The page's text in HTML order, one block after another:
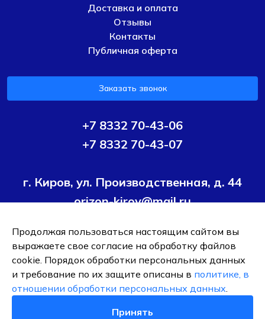
Доставка и оплата
Отзывы
Контакты
Публичная оферта
Заказать звонок
+7 8332 70-43-06
+7 8332 70-43-07
г. Киров, ул. Производственная, д. 44
orizon-kirov@mail.ru
Условия политики конфиденциальности
Согласие на
обработку персональных данных
ОБЩЕСТВО С ОГРАНИЧЕННОЙ ОТВЕТСТВЕННОСТЬЮ ТК
"ОРИЗОН-ПОДШИПНИК"
ИНН 4345495376
Продолжая пользоваться настоящим сайтом вы
выражаете свое согласие на обработку файлов
cookie. Порядок обработки персональных данных
и требование по их защите описаны в политике, в
отношении обработки персональных данных.
Принять